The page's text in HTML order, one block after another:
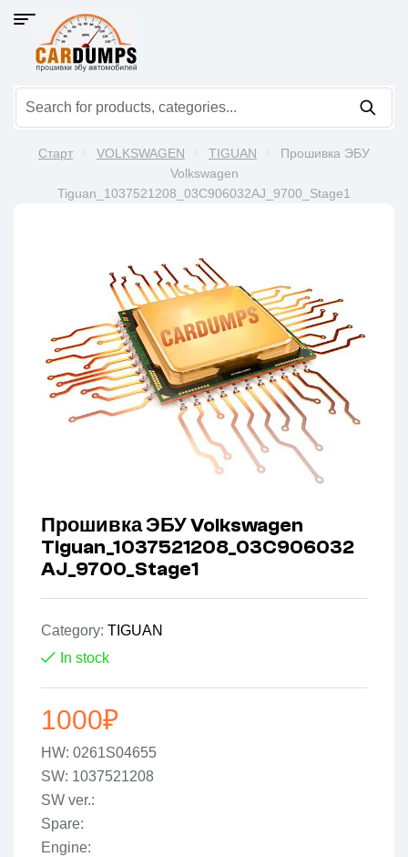
Старт VOLKSWAGEN TIGUAN
Прошивка ЭБУ
Volkswagen
Tiguan_1037521208_03C906032AJ_9700_Stage1
Прошивка ЭБУ Volkswagen
Tiguan_1037521208_03C906032
AJ_9700_Stage1
Category: TIGUAN
In stock
1000₽
HW: 0261S04655
SW: 1037521208
SW ver.:
Spare:
Engine: